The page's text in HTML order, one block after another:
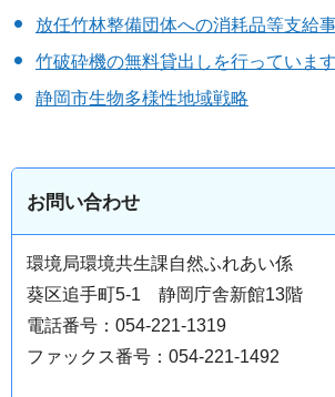
放任竹林整備団体への消耗品等支給
竹破砕機の無料貸出しを行っています
静岡市生物多様性地域戦略
お問い合わせ
環境局環境共生課自然ふれあい係
葵区追手町5-1 静岡庁舎新館13階
電話番号：054-221-1319
ファックス番号：054-221-1492